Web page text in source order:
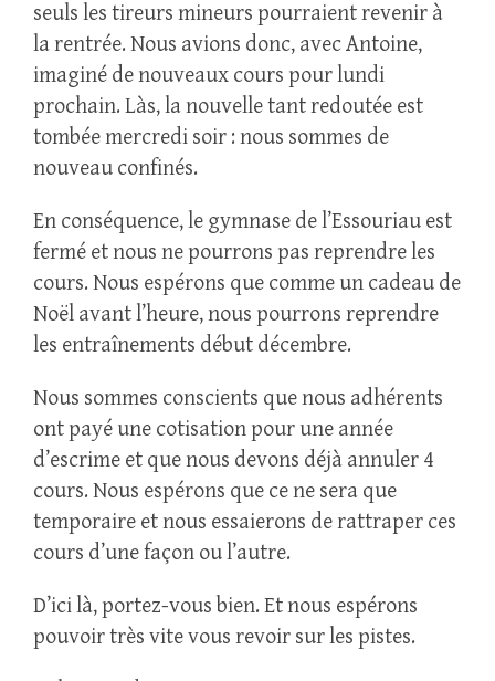
seuls les tireurs mineurs pourraient revenir à
la rentrée. Nous avions donc, avec Antoine,
imaginé de nouveaux cours pour lundi
prochain. Làs, la nouvelle tant redoutée est
tombée mercredi soir : nous sommes de
nouveau confinés.
En conséquence, le gymnase de l’Essouriau est
fermé et nous ne pourrons pas reprendre les
cours. Nous espérons que comme un cadeau de
Noël avant l’heure, nous pourrons reprendre
les entraînements début décembre.
Nous sommes conscients que nous adhérents
ont payé une cotisation pour une année
d’escrime et que nous devons déjà annuler 4
cours. Nous espérons que ce ne sera que
temporaire et nous essaierons de rattraper ces
cours d’une façon ou l’autre.
D’ici là, portez-vous bien. Et nous espérons
pouvoir très vite vous revoir sur les pistes.